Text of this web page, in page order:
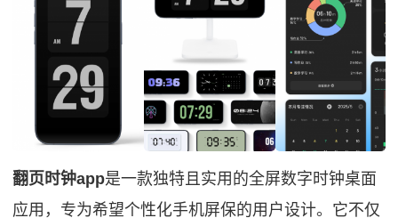
翻页时钟app是一款独特且实用的全屏数字时钟桌面
应用，专为希望个性化手机屏保的用户设计。它不仅